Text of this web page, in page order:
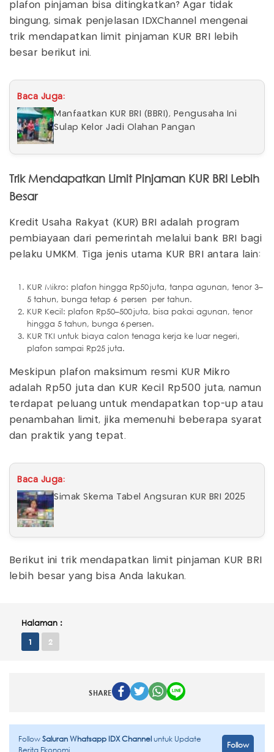
plafon pinjaman bisa ditingkatkan? Agar tidak
bingung, simak penjelasan IDXChannel mengenai
trik mendapatkan limit pinjaman KUR BRI lebih
besar berikut ini.
Baca Juga:
Manfaatkan KUR BRI (BBRI), Pengusaha Ini
Sulap Kelor Jadi Olahan Pangan
Trik Mendapatkan Limit Pinjaman KUR BRI Lebih
Besar
Kredit Usaha Rakyat (KUR) BRI adalah program
pembiayaan dari pemerintah melalui bank BRI bagi
pelaku UMKM. Tiga jenis utama KUR BRI antara lain:
KUR Mikro: plafon hingga Rp50 juta, tanpa agunan, tenor 3–
5 tahun, bunga tetap 6 persen per tahun.
KUR Kecil: plafon Rp50–500 juta, bisa pakai agunan, tenor
hingga 5 tahun, bunga 6 persen.
KUR TKI untuk biaya calon tenaga kerja ke luar negeri,
plafon sampai Rp25 juta.
Meskipun plafon maksimum resmi KUR Mikro
adalah Rp50 juta dan KUR Kecil Rp500 juta, namun
terdapat peluang untuk mendapatkan top-up atau
penambahan limit, jika memenuhi beberapa syarat
dan praktik yang tepat.
Baca Juga:
Simak Skema Tabel Angsuran KUR BRI 2025
Berikut ini trik mendapatkan limit pinjaman KUR BRI
lebih besar yang bisa Anda lakukan.
Halaman :
1 2
SHARE
FollowSaluran Whatsapp IDX Channeluntuk Update
Follow